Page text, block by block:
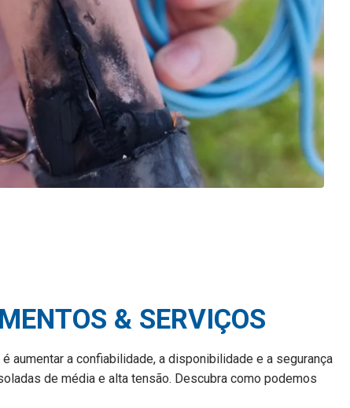
& SERVIÇOS
aumentar a confiabilidade, a disponibilidade e a segurança
de média e alta tensão. Descubra como podemos